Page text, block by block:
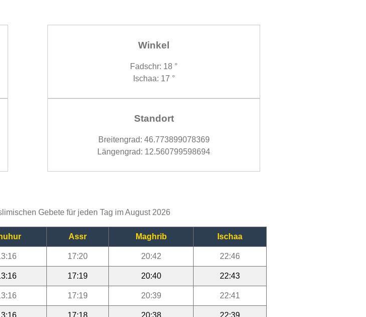
Winkel
Fadschr: 18 °
Ischaa: 17 °
Standort
Breitengrad: 46.773899078369
Längengrad: 12.560799598694
Gebete für jeden Tag im August 2026
Assr Maghrib Ischaa
17:20 20:42 22:46
17:19 20:40 22:43
17:19 20:39 22:41
17:18 20:38 22:39